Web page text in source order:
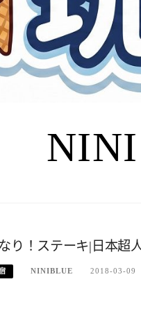
り！ステーキ|日本
NINIBLUE 2018-03-09